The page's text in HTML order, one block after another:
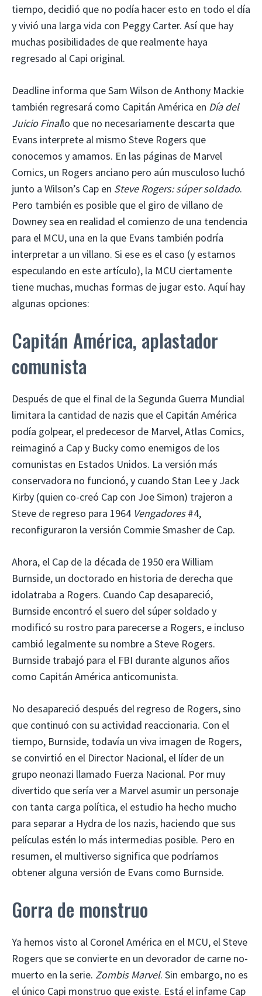
tiempo, decidió que no podía hacer esto en todo el día
y vivió una larga vida con Peggy Carter. Así que hay
muchas posibilidades de que realmente haya
regresado al Capi original.
Deadline informa que Sam Wilson de Anthony Mackie
también regresará como Capitán América en Día del
Juicio Finallo que no necesariamente descarta que
Evans interprete al mismo Steve Rogers que
conocemos y amamos. En las páginas de Marvel
Comics, un Rogers anciano pero aún musculoso luchó
junto a Wilson’s Cap en Steve Rogers: súper soldado.
Pero también es posible que el giro de villano de
Downey sea en realidad el comienzo de una tendencia
para el MCU, una en la que Evans también podría
interpretar a un villano. Si ese es el caso (y estamos
especulando en este artículo), la MCU ciertamente
tiene muchas, muchas formas de jugar esto. Aquí hay
algunas opciones:
Capitán América, aplastador
comunista
Después de que el final de la Segunda Guerra Mundial
limitara la cantidad de nazis que el Capitán América
podía golpear, el predecesor de Marvel, Atlas Comics,
reimaginó a Cap y Bucky como enemigos de los
comunistas en Estados Unidos. La versión más
conservadora no funcionó, y cuando Stan Lee y Jack
Kirby (quien co-creó Cap con Joe Simon) trajeron a
Steve de regreso para 1964 Vengadores#4,
reconfiguraron la versión Commie Smasher de Cap.
Ahora, el Cap de la década de 1950 era William
Burnside, un doctorado en historia de derecha que
idolatraba a Rogers. Cuando Cap desapareció,
Burnside encontró el suero del súper soldado y
modificó su rostro para parecerse a Rogers, e incluso
cambió legalmente su nombre a Steve Rogers.
Burnside trabajó para el FBI durante algunos años
como Capitán América anticomunista.
No desapareció después del regreso de Rogers, sino
que continuó con su actividad reaccionaria. Con el
tiempo, Burnside, todavía un viva imagen de Rogers,
se convirtió en el Director Nacional, el líder de un
grupo neonazi llamado Fuerza Nacional. Por muy
divertido que sería ver a Marvel asumir un personaje
con tanta carga política, el estudio ha hecho mucho
para separar a Hydra de los nazis, haciendo que sus
películas estén lo más intermedias posible. Pero en
resumen, el multiverso significa que podríamos
obtener alguna versión de Evans como Burnside.
Gorra de monstruo
Ya hemos visto al Coronel América en el MCU, el Steve
Rogers que se convierte en un devorador de carne no-
muerto en la serie. Zombis Marvel. Sin embargo, no es
el único Capi monstruo que existe. Está el infame Cap